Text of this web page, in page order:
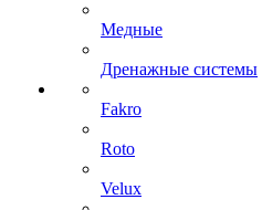
Медные
Дренажные системы
Fakro
Roto
Velux